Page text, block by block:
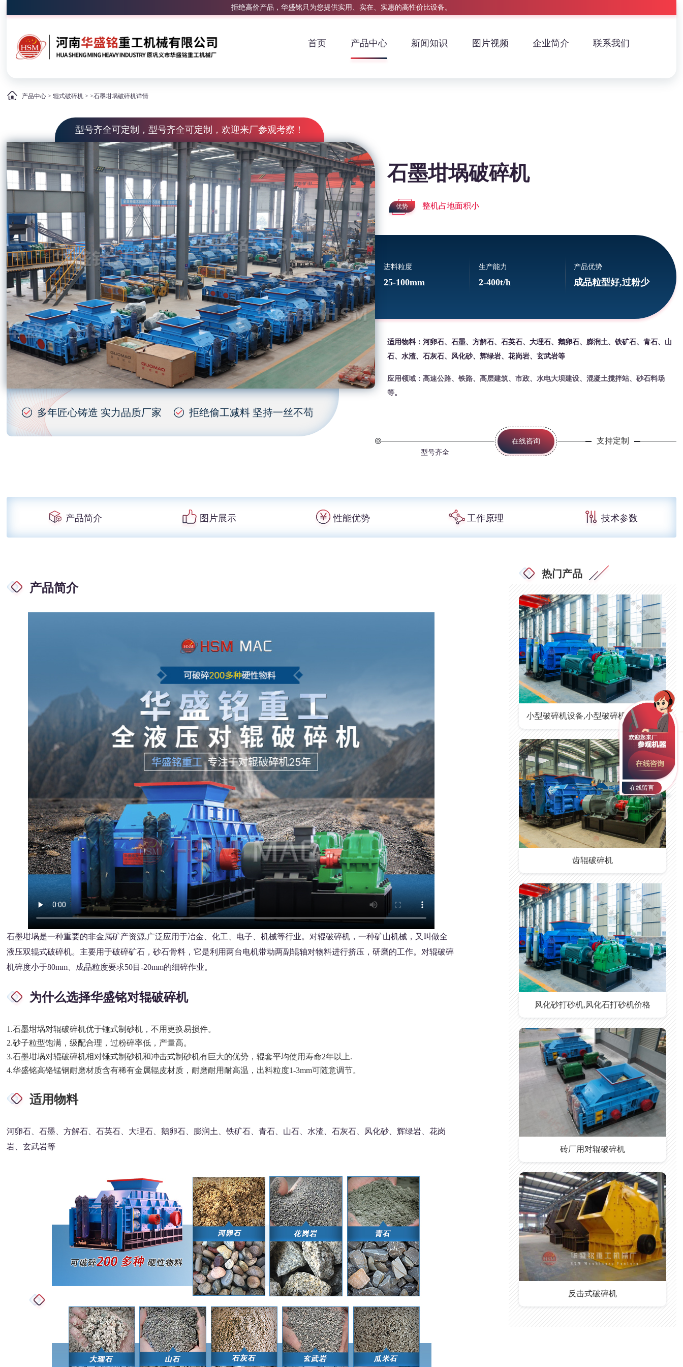
拒绝高价产品，华盛铭只为您提供实用、实在、实惠的高性价比设备。
首页 产品中心 新闻知识 图片视频 企业简介 联系我们
产品中心 >辊式破碎机 > >石墨坩埚破碎机详情
型号齐全可定制，型号齐全可定制，欢迎来厂参观考察！
多年匠心铸造 实力品质厂家 拒绝偷工减料 坚持一丝不苟
石墨坩埚破碎机
优势 整机占地面积小
进料粒度
25-100mm
生产能力
2-400t/h
产品优势
成品粒型好,过粉少
适用物料：河卵石、石墨、方解石、石英石、大理石、鹅卵石、膨润土、铁矿石、青石、山
石、水渣、石灰石、风化砂、辉绿岩、花岗岩、玄武岩等
应用领域：高速公路、铁路、高层建筑、市政、水电大坝建设、混凝土搅拌站、砂石料场
等。
型号齐全
在线咨询 支持定制
产品简介 图片展示 性能优势 工作原理 技术参数
产品简介
石墨坩埚是一种重要的非金属矿产资源,广泛应用于冶金、化工、电子、机械等行业。对辊破碎机，一种矿山机械，又叫做全
液压双辊式破碎机。主要用于破碎矿石，砂石骨料，它是利用两台电机带动两副辊轴对物料进行挤压，研磨的工作。对辊破碎
机碎度小于80mm、成品粒度要求50目-20mm的细碎作业。
为什么选择华盛铭对辊破碎机
1.石墨坩埚对辊破碎机优于锤式制砂机，不用更换易损件。
2.砂子粒型饱满，级配合理，过粉碎率低，产量高。
3.石墨坩埚对辊破碎机相对锤式制砂机和冲击式制砂机有巨大的优势，辊套平均使用寿命2年以上.
4.华盛铭高铬锰钢耐磨材质含有稀有金属辊皮材质，耐磨耐用耐高温，出料粒度1-3mm可随意调节。
适用物料
河卵石、石墨 、方解石、石英石、大理石、鹅卵石、膨润土、铁矿石、青石、山石、水渣、石灰石、风化砂、辉绿岩、花岗
岩、玄武岩等
热门产品
小型破碎机设备,小型破碎机设备价格
齿辊破碎机
风化砂打砂机,风化石打砂机价格
砖厂用对辊破碎机
反击式破碎机
在线留言